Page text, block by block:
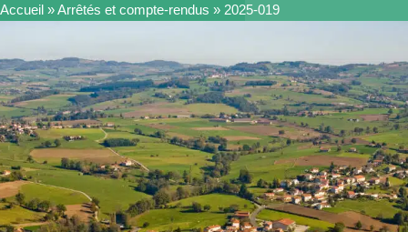
Accueil »Arrêtés et compte-rendus » 2025-019